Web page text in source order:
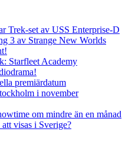
Trek-set av USS Enterprise-D
3 av Strange New Worlds
Starfleet Academy
premiärdatum
i november
om mindre än en månad
visas i Sverige?